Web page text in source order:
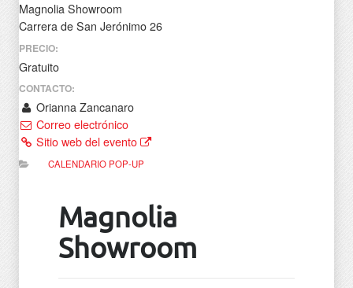
Magnolia Showroom
Carrera de San Jerónimo 26
PRECIO:
Gratuito
CONTACTO:
Orianna Zancanaro
Correo electrónico
Sitio web del evento
CALENDARIO POP-UP
Magnolia
Showroom